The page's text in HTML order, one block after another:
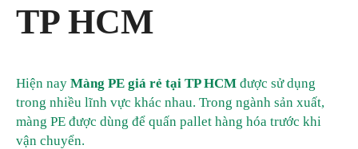
TP HCM
Hiện nay Màng PE giá rẻ tại TP HCM được sử dụng
trong nhiều lĩnh vực khác nhau. Trong ngành sản xuất,
màng PE được dùng để quấn pallet hàng hóa trước khi
vận chuyển.